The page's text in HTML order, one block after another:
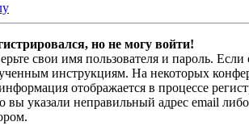
но не могу войти!
свои имя пользователя и пароль.
инструкциям. На некоторых
отображается в процессе
вы указали неправильный адрес email